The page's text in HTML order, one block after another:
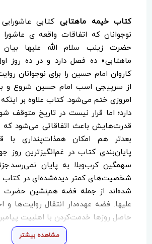
کتاب خیمه ماهتابی کتابی
نوجوانان که اتفاقات واقعه ی عاشورا
حضرت زینب سلام الله علیها
ماهتابی» ده فصل دارد و در ده روز
کاروان امام حسین را برای نوجوانان
از سرپیجی اسب امام حسین شروع و
امروزی ختم می‌شود. کتاب علاوه بر
دارد؛ اما قرار نیست در تاریخ متوقف
قدرت‌هایش باعث اتفاقاتی می‌شود که
بعدتر هم امکان همذات‌پنداری با
پایان‌بندی کتاب در غم‌انگیزترین
سهمگین کرب‌وبلا به پایان
شخصیت‌های کمتر دیده‌شده‌ای در کتاب
شده‌اند از جمله فضه هم‌نشین حضرت
علیها. فضه عهده‌دار انتقال روایت‌ها
حاصل روز‌ها خدمت‌کردن با اهلبیت
مشاهده بیشتر